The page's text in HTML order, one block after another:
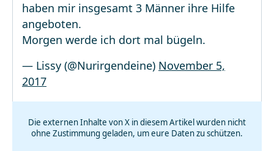
haben mir insgesamt 3 Männer ihre Hilfe
angeboten.
Morgen werde ich dort mal bügeln.
— Lissy (@Nurirgendeine) November 5,
2017
Die externen Inhalte von X in diesem Artikel wurden nicht
ohne Zustimmung geladen, um eure Daten zu schützen.